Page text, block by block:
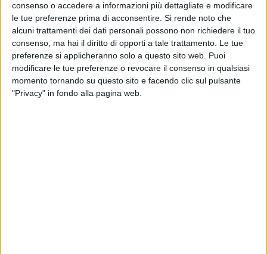
consenso o accedere a informazioni più dettagliate e modificare
le tue preferenze prima di acconsentire. Si rende noto che
alcuni trattamenti dei dati personali possono non richiedere il tuo
consenso, ma hai il diritto di opporti a tale trattamento. Le tue
preferenze si applicheranno solo a questo sito web. Puoi
modificare le tue preferenze o revocare il consenso in qualsiasi
momento tornando su questo sito e facendo clic sul pulsante
"Privacy" in fondo alla pagina web.
Spedizioni aeree italiane in
lieve aumento (+1,1%) nei
primi 10 mesi del 2025
TRASPORTI 28 NOVEMBRE 2025